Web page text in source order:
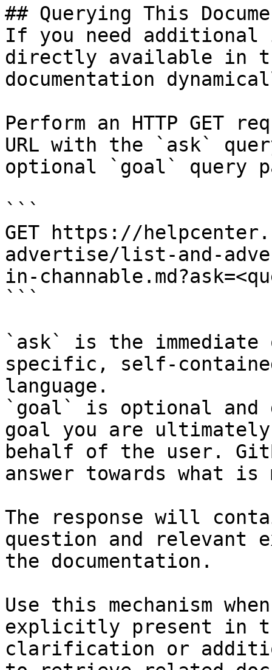
## Querying This
If you need
directly available in
documentation
Perform an HTTP GET
URL with the `ask`
optional `goal` query
```
GET https://
advertise/list-and-
in-
```
`ask` is the
specific, self-
language.
`goal` is optional and
goal you are
behalf of the user.
answer towards what
The response will
question and relevant
the documentation.
Use this mechanism
explicitly present in
clarification or